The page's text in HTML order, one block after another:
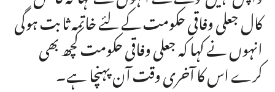
کال جعلی وفاقی حکومت کے لئے خاتمہ ثابت ہوگی
انہوں نے کہا کہ جعلی وفاقی حکومت کچھ بھی
کرے اس کا آخری وقت آن پہنچا ہے۔